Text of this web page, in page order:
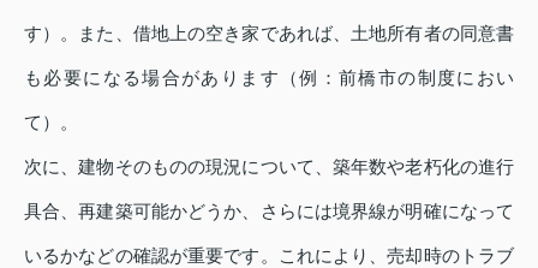
す）。また、借地上の空き家であれば、土地所有者の同意書
も必要になる場合があります（例：前橋市の制度におい
て）。
次に、建物そのものの現況について、築年数や老朽化の進行
具合、再建築可能かどうか、さらには境界線が明確になって
いるかなどの確認が重要です。これにより、売却時のトラブ